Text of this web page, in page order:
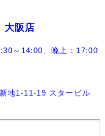
大阪店
～14:00、晚上：17:00
地1-11-19 スタービル